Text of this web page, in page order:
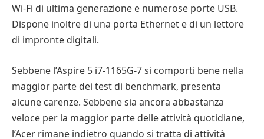
Wi-Fi di ultima generazione e numerose porte USB.
Dispone inoltre di una porta Ethernet e di un lettore
di impronte digitali.
Sebbene l’Aspire 5 i7-1165G-7 si comporti bene nella
maggior parte dei test di benchmark, presenta
alcune carenze. Sebbene sia ancora abbastanza
veloce per la maggior parte delle attività quotidiane,
l’Acer rimane indietro quando si tratta di attività